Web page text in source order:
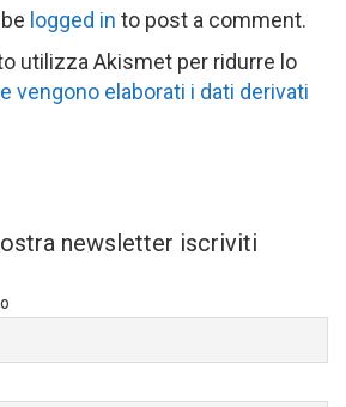
logged in to post a comment.
utilizza Akismet per ridurre lo
vengono elaborati i dati derivati
newsletter iscriviti